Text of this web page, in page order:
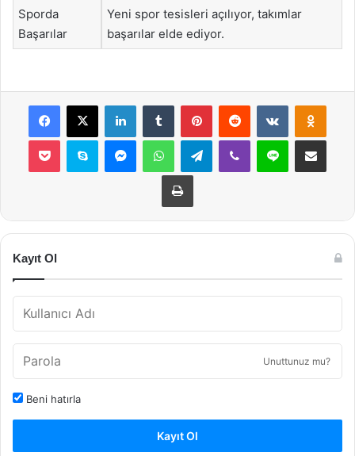
Sporda
Başarılar
Yeni spor tesisleri açılıyor, takımlar
başarılar elde ediyor.
Facebook
X LinkedInTumblr PinterestReddit VKontakte
Pocket Skype MessengerWhatsAppTelegramViber Line E-Posta ile
Yazdır
Kayıt Ol
Unuttunuz mu?
Beni hatırla
Kayıt Ol